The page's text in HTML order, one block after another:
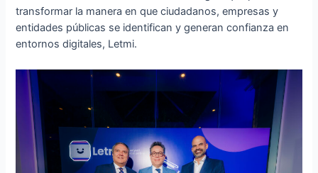
transformar la manera en que ciudadanos, empresas y
entidades públicas se identifican y generan confianza en
entornos digitales, Letmi.